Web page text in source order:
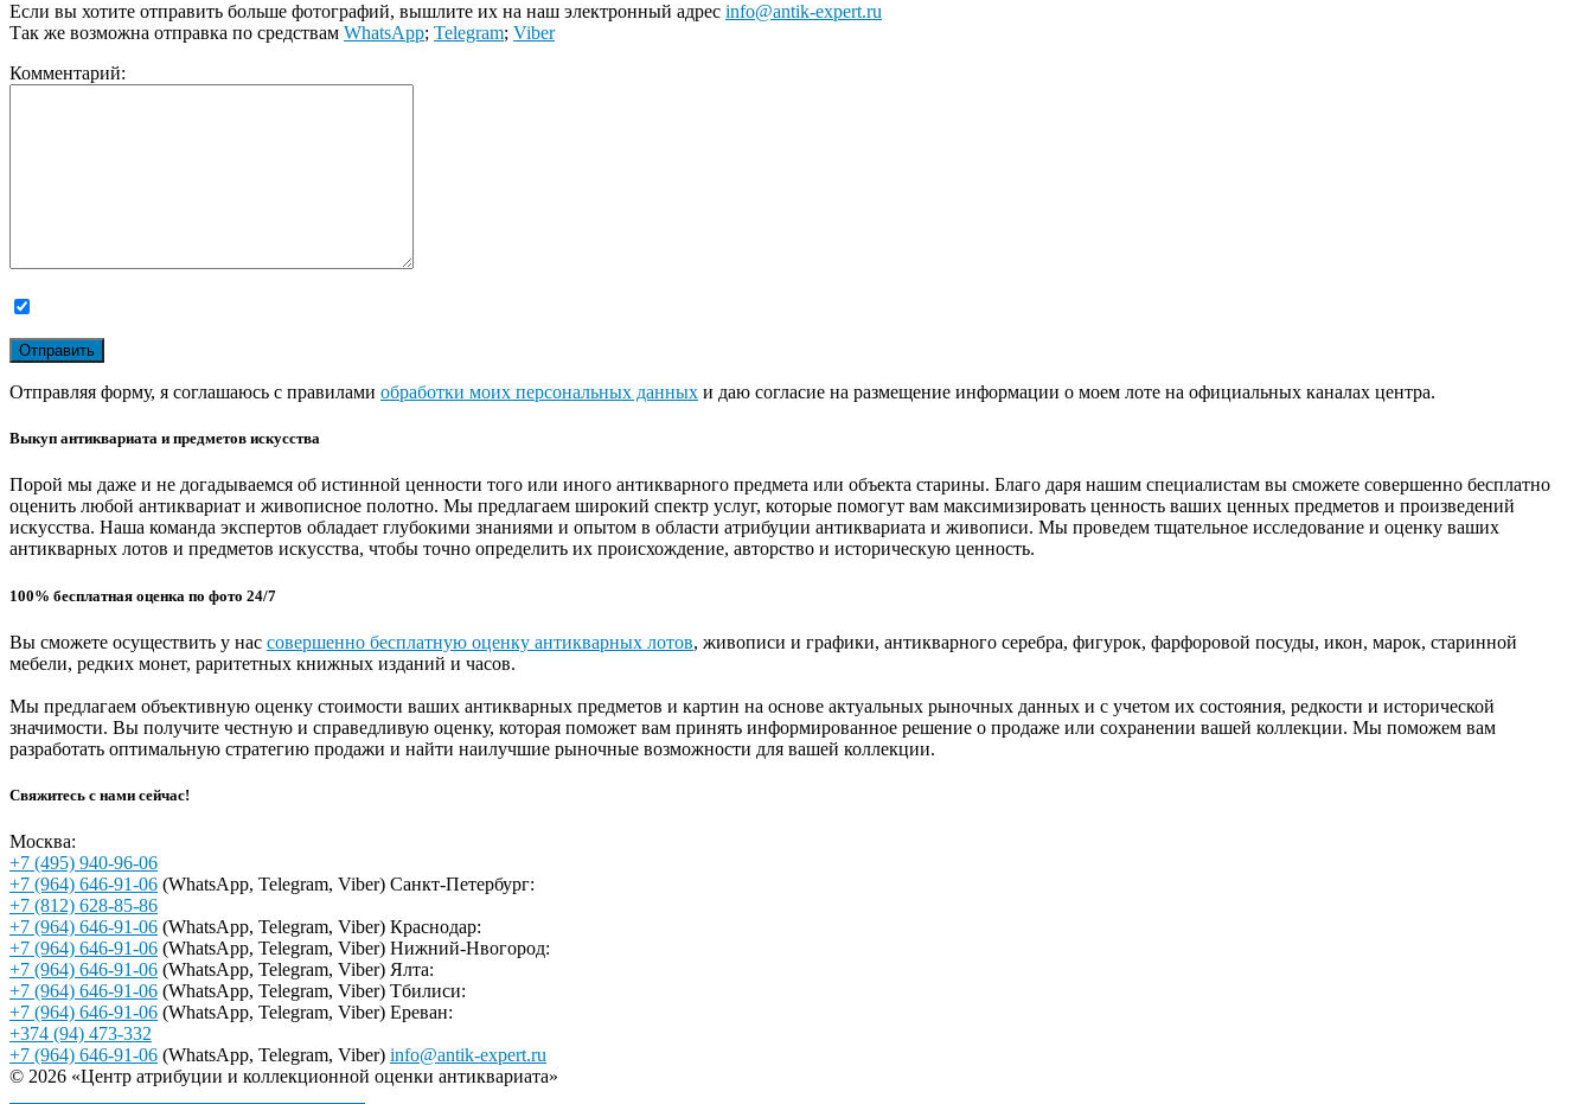
Если вы хотите отправить больше фотографий, вышлите их на наш электронный адрес info@antik-expert.ru
Так же возможна отправка по средствам WhatsApp; Telegram; Viber
Комментарий:
Отправляя форму, я соглашаюсь с правилами обработки моих персональных данных и даю согласие на размещение информации о моем лоте на официальных каналах центра.
Выкуп антиквариата и предметов искусства
Порой мы даже и не догадываемся об истинной ценности того или иного антикварного предмета или объекта старины. Благо даря нашим специалистам вы сможете совершенно бесплатно
оценить любой антиквариат и живописное полотно. Мы предлагаем широкий спектр услуг, которые помогут вам максимизировать ценность ваших ценных предметов и произведений
искусства. Наша команда экспертов обладает глубокими знаниями и опытом в области атрибуции антиквариата и живописи. Мы проведем тщательное исследование и оценку ваших
антикварных лотов и предметов искусства, чтобы точно определить их происхождение, авторство и историческую ценность.
100% бесплатная оценка по фото 24/7
Вы сможете осуществить у нас совершенно бесплатную оценку антикварных лотов, живописи и графики, антикварного серебра, фигурок, фарфоровой посуды, икон, марок, старинной
мебели, редких монет, раритетных книжных изданий и часов.
Мы предлагаем объективную оценку стоимости ваших антикварных предметов и картин на основе актуальных рыночных данных и с учетом их состояния, редкости и исторической
значимости. Вы получите честную и справедливую оценку, которая поможет вам принять информированное решение о продаже или сохранении вашей коллекции. Мы поможем вам
разработать оптимальную стратегию продажи и найти наилучшие рыночные возможности для вашей коллекции.
Свяжитесь с нами сейчас!
Москва:
+7 (495) 940-96-06
+7 (964) 646-91-06 (WhatsApp, Telegram, Viber) Санкт-Петербург:
+7 (812) 628-85-86
+7 (964) 646-91-06 (WhatsApp, Telegram, Viber) Краснодар:
+7 (964) 646-91-06 (WhatsApp, Telegram, Viber) Нижний-Нвогород:
+7 (964) 646-91-06 (WhatsApp, Telegram, Viber) Ялта:
+7 (964) 646-91-06 (WhatsApp, Telegram, Viber) Тбилиси:
+7 (964) 646-91-06 (WhatsApp, Telegram, Viber) Ереван:
+374 (94) 473-332
+7 (964) 646-91-06 (WhatsApp, Telegram, Viber) info@antik-expert.ru
© 2026 «Центр атрибуции и коллекционной оценки антиквариата»